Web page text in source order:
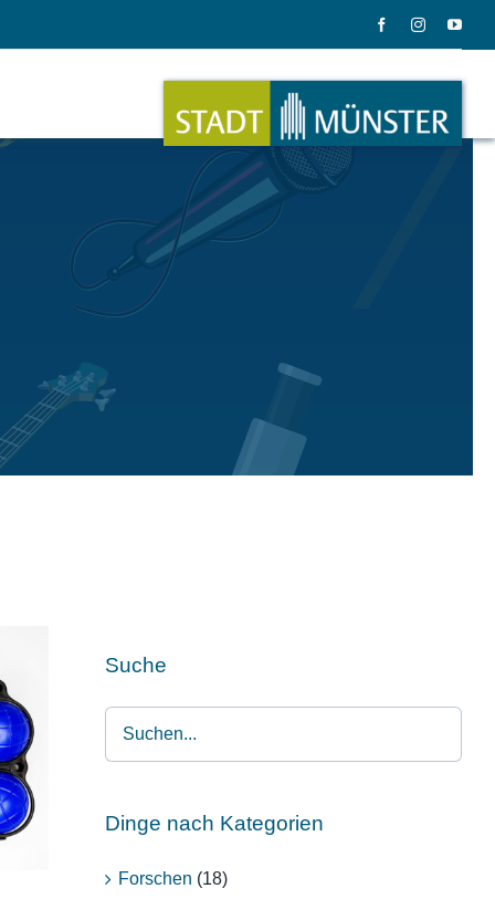
Gadgets
Musik
Musikinstrumente
Alles zum Tasten, Zupfen, Schlagen.
Suche
Dinge nach Kategorien
Forschen (18)